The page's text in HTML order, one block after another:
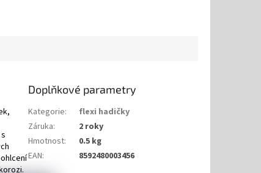
Doplňkové parametry
Kategorie:
flexi hadičky
Záruka:
2 roky
Hmotnost:
0.5 kg
EAN: 8592480003456